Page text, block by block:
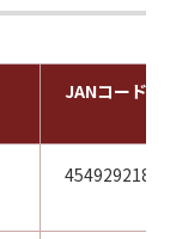
JANコード